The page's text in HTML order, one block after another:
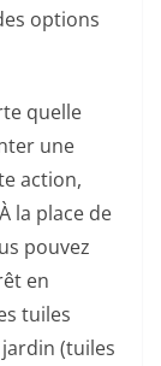
options
quelle
une
action,
la place de
pouvez
en
tuiles
(tuiles